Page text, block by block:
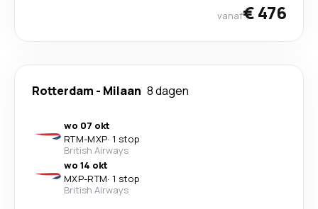
vanaf€ 476
Rotterdam - Milaan 8 dagen
wo 07 okt
RTM-MXP· 1 stop
British Airways
wo 14 okt
MXP-RTM· 1 stop
British Airways